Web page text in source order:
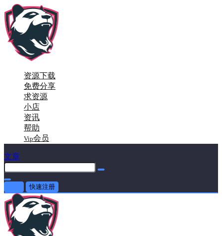
资源下载
免费分享
求资源
小店
资讯
帮助
Vip会员
文章
快速注册